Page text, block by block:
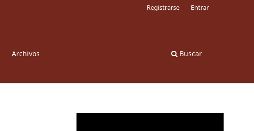
Archivos Buscar
Registrarse Entrar